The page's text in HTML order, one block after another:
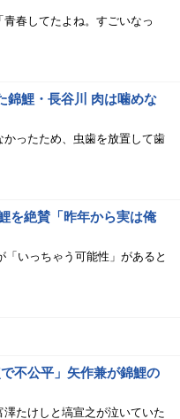
春してたよね。すごいなっ
錦鯉・長谷川 肉は噛めな
ったため、虫歯を放置して歯
を絶賛「昨年から実は俺
いっちゃう可能性」があると
不公平」矢作兼が錦鯉の
たけしと塙宣之が泣いていた